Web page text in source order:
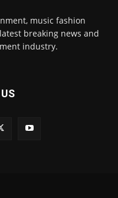
music fashion
breaking news and
industry.